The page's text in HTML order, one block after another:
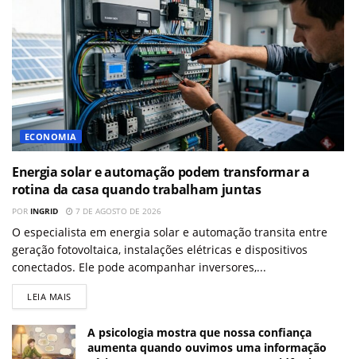
ECONOMIA
Energia solar e automação podem transformar a
rotina da casa quando trabalham juntas
POR INGRID 7 DE AGOSTO DE 2026
O especialista em energia solar e automação transita entre
geração fotovoltaica, instalações elétricas e dispositivos
conectados. Ele pode acompanhar inversores,...
LEIA MAIS
A psicologia mostra que nossa confiança
aumenta quando ouvimos uma informação